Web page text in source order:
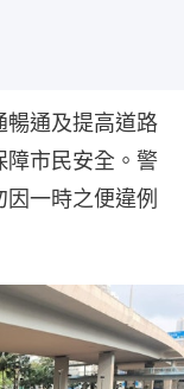
暢通及提高道路
障市民安全。警
一時之便違例